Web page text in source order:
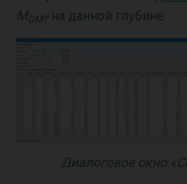
MDMT на данной глубине.
Диалоговое окно